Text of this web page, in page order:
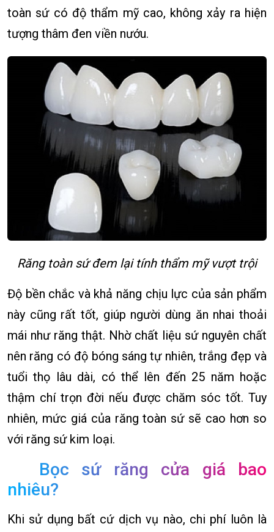
toàn sứ có độ thẩm mỹ cao, không xảy ra hiện
tượng thâm đen viền nướu.
Răng toàn sứ đem lại tính thẩm mỹ vượt trội
Độ bền chắc và khả năng chịu lực của sản phẩm
này cũng rất tốt, giúp người dùng ăn nhai thoải
mái như răng thật. Nhờ chất liệu sứ nguyên chất
nên răng có độ bóng sáng tự nhiên, trắng đẹp và
tuổi thọ lâu dài, có thể lên đến 25 năm hoặc
thậm chí trọn đời nếu được chăm sóc tốt. Tuy
nhiên, mức giá của răng toàn sứ sẽ cao hơn so
với răng sứ kim loại.
Bọc sứ răng cửa giá bao
nhiêu?
Khi sử dụng bất cứ dịch vụ nào, chi phí luôn là